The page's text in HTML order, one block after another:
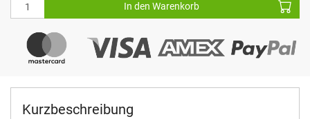
Kurzbeschreibung
In den Warenkorb